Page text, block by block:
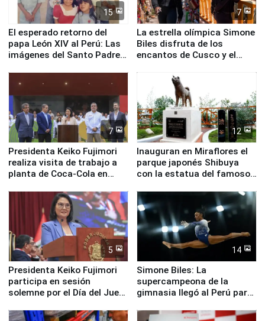
15
El esperado retorno del
papa León XIV al Perú: Las
imágenes del Santo Padre
7
La estrella olímpica Simone
Biles disfruta de los
encantos de Cusco y el
7
Presidenta Keiko Fujimori
realiza visita de trabajo a
planta de Coca-Cola en
12
Inauguran en Miraflores el
parque japonés Shibuya
con la estatua del famoso
5
Presidenta Keiko Fujimori
participa en sesión
solemne por el Día del Juez
14
Simone Biles: La
supercampeona de la
gimnasia llegó al Perú para
Panamericanos Lima 2027